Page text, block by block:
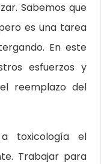
Sabemos que
es una tarea
En este
esfuerzos y
reemplazo del
toxicología el
Trabajar para